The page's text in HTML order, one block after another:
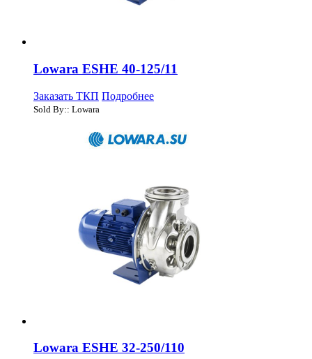
Lowara ESHE 40-125/11
Заказать ТКП Подробнее
Sold By:: Lowara
Lowara ESHE 32-250/110